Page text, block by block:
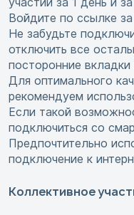
Войдите по ссылке
Не забудьте
отключить все
посторонние вкладки
Для оптимального
рекомендуем
Если такой
подключиться со
Предпочтительно
подключение к
Коллективное